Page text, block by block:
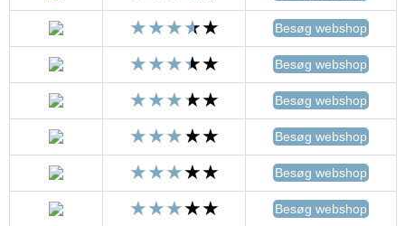
Besøg webshop
Besøg webshop
Besøg webshop
Besøg webshop
Besøg webshop
Besøg webshop